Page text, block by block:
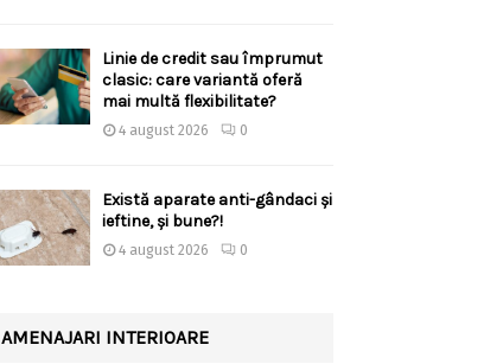
Linie de credit sau împrumut
clasic: care variantă oferă
mai multă flexibilitate?
4 august 2026 0
Există aparate anti-gândaci și
ieftine, și bune?!
4 august 2026 0
AMENAJARI INTERIOARE